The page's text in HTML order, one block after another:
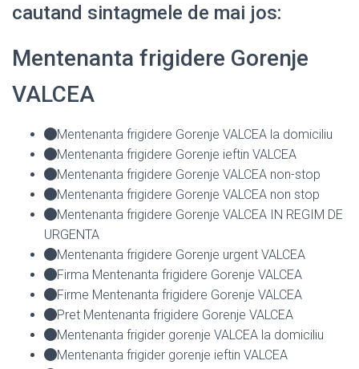
cautand sintagmele de mai jos:
Mentenanta frigidere Gorenje
VALCEA
Mentenanta frigidere Gorenje VALCEA la domiciliu
Mentenanta frigidere Gorenje ieftin VALCEA
Mentenanta frigidere Gorenje VALCEA non-stop
Mentenanta frigidere Gorenje VALCEA non stop
Mentenanta frigidere Gorenje VALCEA IN REGIM DE
URGENTA
Mentenanta frigidere Gorenje urgent VALCEA
Firma Mentenanta frigidere Gorenje VALCEA
Firme Mentenanta frigidere Gorenje VALCEA
Pret Mentenanta frigidere Gorenje VALCEA
Mentenanta frigider gorenje VALCEA la domiciliu
Mentenanta frigider gorenje ieftin VALCEA